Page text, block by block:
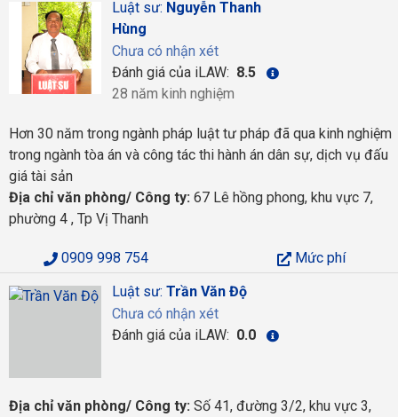
Luật sư: Nguyễn Thanh
Hùng
Chưa có nhận xét
Đánh giá của iLAW: 8.5
28 năm kinh nghiệm
Hơn 30 năm trong ngành pháp luật tư pháp đã qua kinh nghiệm
trong ngành tòa án và công tác thi hành án dân sự, dịch vụ đấu
giá tài sản
Địa chỉ văn phòng/ Công ty: 67 Lê hồng phong, khu vực 7,
phường 4 , Tp Vị Thanh
0909 998 754
Mức phí
Luật sư: Trần Văn Độ
Chưa có nhận xét
Đánh giá của iLAW: 0.0
Địa chỉ văn phòng/ Công ty: Số 41, đường 3/2, khu vực 3,